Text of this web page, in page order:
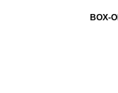
BOX-